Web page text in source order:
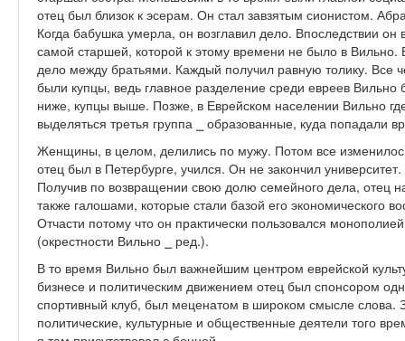
отец был близок к эсерам. Он стал завзятым сионистом.
Когда бабушка умерла, он возглавил дело. Впоследствии
самой старшей, которой к этому времени не было в
дело между братьями. Каждый получил равную толику. Все
были купцы, ведь главное разделение среди евреев
ниже, купцы выше. Позже, в Еврейском населении Вильно
выделяться третья группа ⎯ образованные, куда попадали
Женщины, в целом, делились по мужу. Потом все
отец был в Петербурге, учился. Он не закончил
Получив по возвращении свою долю семейного дела, отец
также галошами, которые стали базой его экономического
Отчасти потому что он практически пользовался
(окрестности Вильно ⎯ ред.).
В то время Вильно был важнейшим центром еврейской
бизнесе и политическим движением отец был спонсором
спортивный клуб, был меценатом в широком смысле
политические, культурные и общественные деятели того